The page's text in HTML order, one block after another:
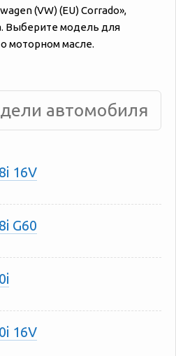
(VW) (EU) Corrado»,
Выберите модель для
моторном масле.
16V
G60
16V